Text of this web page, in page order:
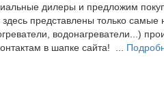
дилеры и предложим
представлены только
водонагреватели...)
в шапке сайта! ...